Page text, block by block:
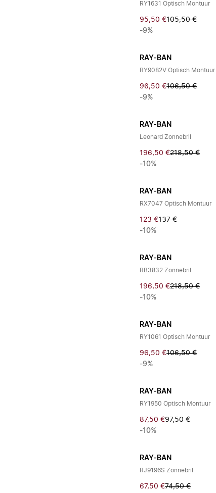
RY1631 Optisch Montuur
95,50 €105,50 €
-9%
RAY-BAN
RY9082V Optisch Montuur
96,50 €106,50 €
-9%
RAY-BAN
Leonard Zonnebril
196,50 €218,50 €
-10%
RAY-BAN
RX7047 Optisch Montuur
123 €137 €
-10%
RAY-BAN
RB3832 Zonnebril
196,50 €218,50 €
-10%
RAY-BAN
RY1061 Optisch Montuur
96,50 €106,50 €
-9%
RAY-BAN
RY1950 Optisch Montuur
87,50 €97,50 €
-10%
RAY-BAN
RJ9196S Zonnebril
67,50 €74,50 €